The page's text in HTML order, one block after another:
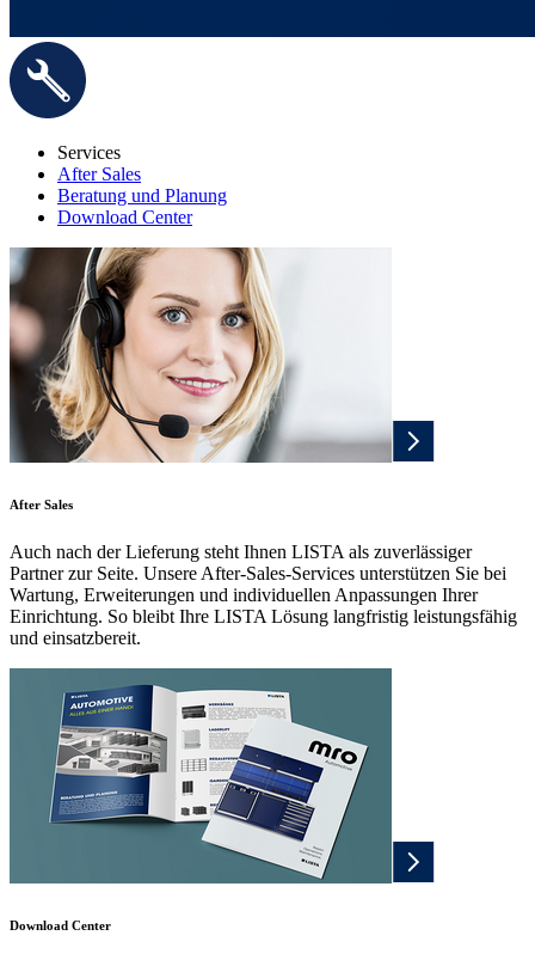
Services
After Sales
Beratung und Planung
Download Center
After Sales
Auch nach der Lieferung steht Ihnen LISTA als zuverlässiger
Partner zur Seite. Unsere After-Sales-Services unterstützen Sie bei
Wartung, Erweiterungen und individuellen Anpassungen Ihrer
Einrichtung. So bleibt Ihre LISTA Lösung langfristig leistungsfähig
und einsatzbereit.
Download Center